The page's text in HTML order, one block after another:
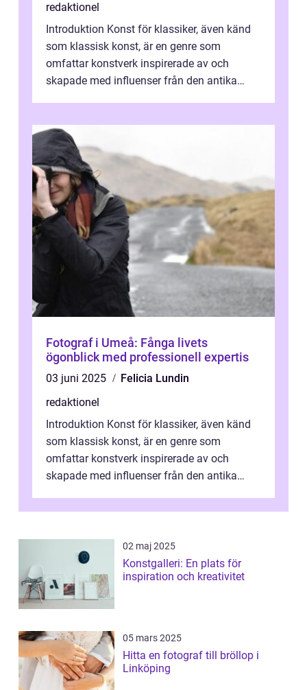
redaktionel
Introduktion Konst för klassiker, även känd
som klassisk konst, är en genre som
omfattar konstverk inspirerade av och
skapade med influenser från den antika
Fotograf i Umeå: Fånga livets
ögonblick med professionell expertis
03 juni 2025
Felicia Lundin
redaktionel
Introduktion Konst för klassiker, även känd
som klassisk konst, är en genre som
omfattar konstverk inspirerade av och
skapade med influenser från den antika
ri...
02 maj 2025
Konstgalleri: En plats för
inspiration och kreativitet
05 mars 2025
Hitta en fotograf till bröllop i
Linköping